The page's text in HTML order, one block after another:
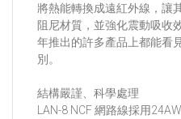
將熱能轉換成遠紅外線，讓
阻尼材質，並強化震動吸收
年推出的許多產品上都能看
別。
結構嚴謹、科學處理
LAN-8 NCF 網路線採用